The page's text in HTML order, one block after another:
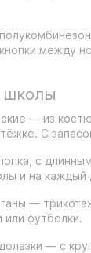
между
школы
— из
С
с
и на каждый
—
футболки.
— с